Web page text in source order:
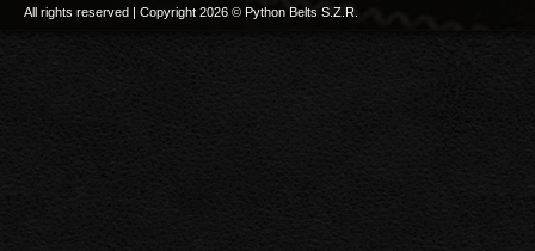
All rights reserved | Copyright 2026 © Python Belts S.Z.R.